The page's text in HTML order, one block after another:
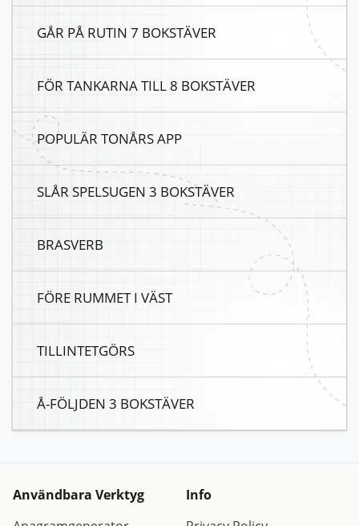
GÅR PÅ RUTIN 7 BOKSTÄVER
FÖR TANKARNA TILL 8 BOKSTÄVER
POPULÄR TONÅRS APP
SLÅR SPELSUGEN 3 BOKSTÄVER
BRASVERB
FÖRE RUMMET I VÄST
TILLINTETGÖRS
Å-FÖLJDEN 3 BOKSTÄVER
Användbara Verktyg
Info